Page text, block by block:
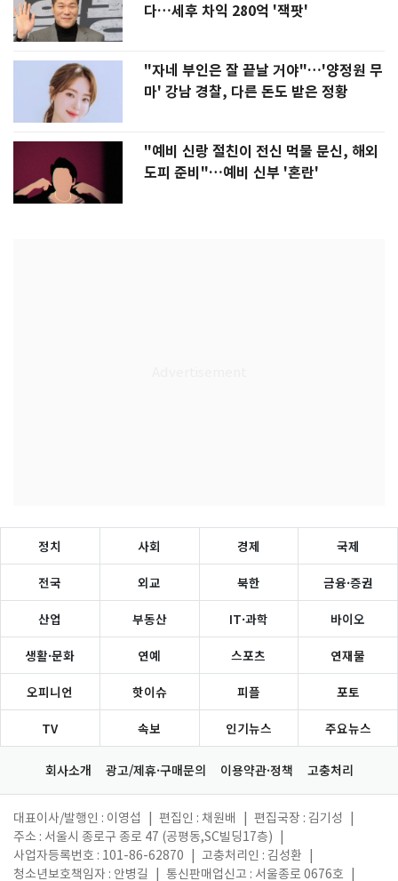
다…세후 차익 280억 '잭팟'
"자네 부인은 잘 끝날 거야"…'양정원 무
마' 강남 경찰, 다른 돈도 받은 정황
"예비 신랑 절친이 전신 먹물 문신, 해외
도피 준비"…예비 신부 '혼란'
정치 사회 경제 국제
전국 외교 북한 금융·증권
산업 부동산 IT·과학 바이오
생활·문화 연예 스포츠 연재물
오피니언 핫이슈 피플 포토
TV 속보 인기뉴스 주요뉴스
회사소개 광고/제휴·구매문의 이용약관·정책 고충처리
대표이사/발행인 : 이영섭 편집인 : 채원배 편집국장 : 김기성
주소 : 서울시 종로구 종로 47 (공평동,SC빌딩17층)
사업자등록번호 : 101-86-62870
고충처리인 : 김성환
청소년보호책임자 : 안병길
통신판매업신고 : 서울종로 0676호